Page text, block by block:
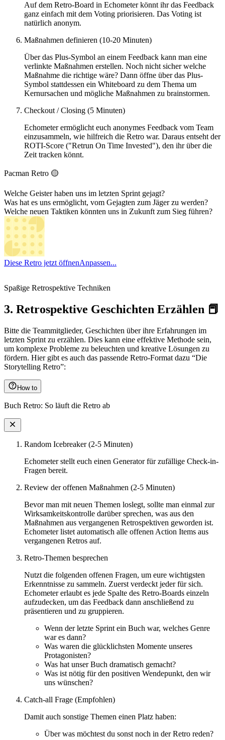
Auf dem Retro-Board in Echometer könnt ihr das Feedback
ganz einfach mit dem Voting priorisieren. Das Voting ist
natürlich anonym.
Maßnahmen definieren (10-20 Minuten)
Über das Plus-Symbol an einem Feedback kann man eine
verlinkte Maßnahmen erstellen. Noch nicht sicher welche
Maßnahme die richtige wäre? Dann öffne über das Plus-
Symbol stattdessen ein Whiteboard zu dem Thema um
Kernursachen und mögliche Maßnahmen zu brainstormen.
Checkout / Closing (5 Minuten)
Echometer ermöglicht euch anonymes Feedback vom Team
einzusammeln, wie hilfreich die Retro war. Daraus entseht der
ROTI-Score ("Retrun On Time Invested"), den ihr über die
Zeit tracken könnt.
Pacman Retro 🟡
Welche Geister haben uns im letzten Sprint gejagt?
Was hat es uns ermöglicht, vom Gejagten zum Jäger zu werden?
Welche neuen Taktiken könnten uns in Zukunft zum Sieg führen?
Diese Retro jetzt öffnenAnpassen...
Spaßige Retrospektive Techniken
3. Retrospektive Geschichten Erzählen 📕
Bitte die Teammitglieder, Geschichten über ihre Erfahrungen im
letzten Sprint zu erzählen. Dies kann eine effektive Methode sein,
um komplexe Probleme zu beleuchten und kreative Lösungen zu
fördern. Hier gibt es auch das passende Retro-Format dazu “Die
Storytelling Retro”:
How to
Buch Retro: So läuft die Retro ab
Random Icebreaker (2-5 Minuten)
Echometer stellt euch einen Generator für zufällige Check-in-
Fragen bereit.
Review der offenen Maßnahmen (2-5 Minuten)
Bevor man mit neuen Themen loslegt, sollte man einmal zur
Wirksamkeitskontrolle darüber sprechen, was aus den
Maßnahmen aus vergangenen Retrospektiven geworden ist.
Echometer listet automatisch alle offenen Action Items aus
vergangenen Retros auf.
Retro-Themen besprechen
Nutzt die folgenden offenen Fragen, um eure wichtigsten
Erkenntnisse zu sammeln. Zuerst verdeckt jeder für sich.
Echometer erlaubt es jede Spalte des Retro-Boards einzeln
aufzudecken, um das Feedback dann anschließend zu
präsentieren und zu gruppieren.
Wenn der letzte Sprint ein Buch war, welches Genre
war es dann?
Was waren die glücklichsten Momente unseres
Protagonisten?
Was hat unser Buch dramatisch gemacht?
Was ist nötig für den positiven Wendepunkt, den wir
uns wünschen?
Catch-all Frage (Empfohlen)
Damit auch sonstige Themen einen Platz haben:
Über was möchtest du sonst noch in der Retro reden?